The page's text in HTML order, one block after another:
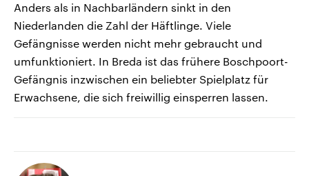
Anders als in Nachbarländern sinkt in den
Niederlanden die Zahl der Häftlinge. Viele
Gefängnisse werden nicht mehr gebraucht und
umfunktioniert. In Breda ist das frühere Boschpoort-
Gefängnis inzwischen ein beliebter Spielplatz für
Erwachsene, die sich freiwillig einsperren lassen.